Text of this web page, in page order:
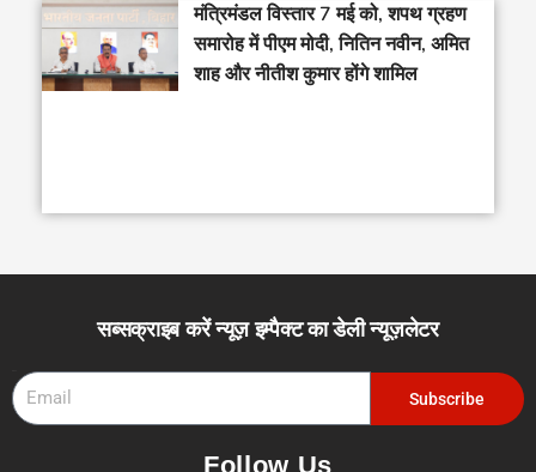
मंत्रिमंडल विस्तार 7 मई को, शपथ ग्रहण
समारोह में पीएम मोदी, नितिन नवीन, अमित
शाह और नीतीश कुमार होंगे शामिल
सब्सक्राइब करें न्यूज़ इम्पैक्ट का डेली न्यूज़लेटर
Subscribe
Follow Us